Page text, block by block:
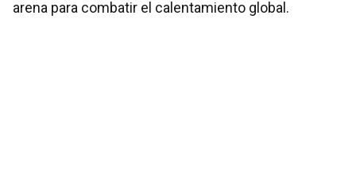
arena para combatir el calentamiento global.